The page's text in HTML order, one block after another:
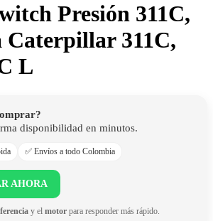
Presión 311C,
Caterpillar 311C,
L
disponibilidad en minutos.
✅ Envíos a todo Colombia
AHORA
y el motor para responder más rápido.